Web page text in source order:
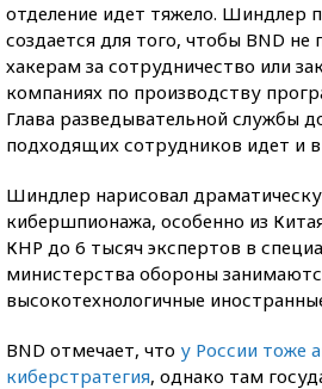
отделение идет тяжело. Шиндлер
создается для того, чтобы BND не
хакерам за сотрудничество или
компаниях по производству
Глава разведывательной службы
подходящих сотрудников идет и в
Шиндлер нарисовал
кибершпионажа, особенно из
КНР до 6 тысяч экспертов в
министерства обороны
высокотехнологичные
BND отмечает, что у России тоже
киберстратегия, однако там